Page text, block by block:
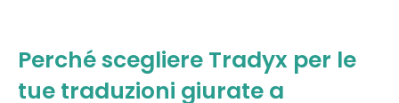
Perché scegliere Tradyx per le
tue traduzioni giurate a